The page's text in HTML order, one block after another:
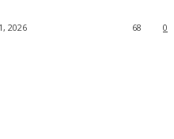
2026 0
68